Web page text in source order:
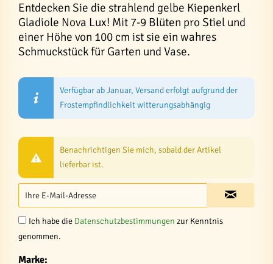
Entdecken Sie die strahlend gelbe Kiepenkerl
Gladiole Nova Lux! Mit 7-9 Blüten pro Stiel und
einer Höhe von 100 cm ist sie ein wahres
Schmuckstück für Garten und Vase.
Verfügbar ab Januar, Versand erfolgt aufgrund der
Frostempfindlichkeit witterungsabhängig
Benachrichtigen Sie mich, sobald der Artikel
lieferbar ist.
Ich habe die Datenschutzbestimmungen zur Kenntnis
genommen.
Marke: